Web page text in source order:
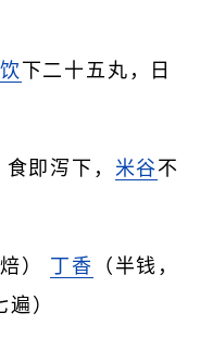
下二十五丸，日
即泻下， 米谷不
） 丁香 （半钱，
）